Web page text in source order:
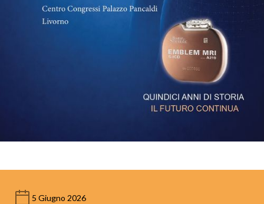
5 Giugno 2026